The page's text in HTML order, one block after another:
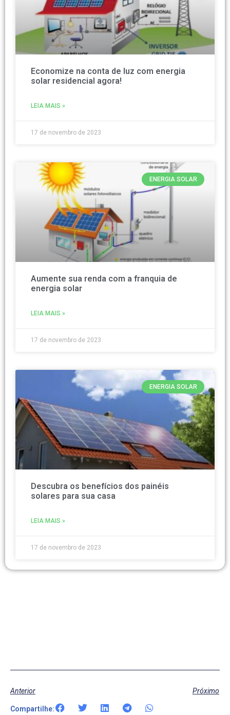
Economize na conta de luz com energia
solar residencial agora!
LEIA MAIS »
17 de novembro de 2023
ENERGIA SOLAR
Aumente sua renda com a franquia de
energia solar
LEIA MAIS »
17 de novembro de 2023
ENERGIA SOLAR
Descubra os benefícios dos painéis
solares para sua casa
LEIA MAIS »
17 de novembro de 2023
Anterior Próximo
Compartilhe: